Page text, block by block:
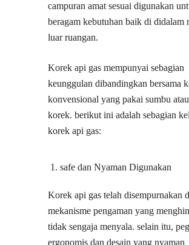
campuran amat sesuai digunakan
beragam kebutuhan baik di didalam
luar ruangan.
Korek api gas mempunyai sebagian
keunggulan dibandingkan bersama
konvensional yang pakai sumbu
korek. berikut ini adalah sebagian
korek api gas:
safe dan Nyaman Digunakan
Korek api gas telah disempurnakan
mekanisme pengaman yang
tidak sengaja menyala. selain itu,
ergonomis dan desain yang nyaman